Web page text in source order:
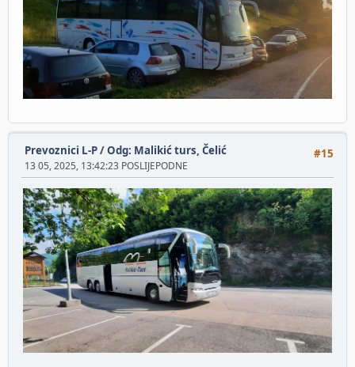
#15
Prevoznici L-P/Odg: Malikić turs, Čelić
13 05, 2025, 13:42:23 POSLIJEPODNE